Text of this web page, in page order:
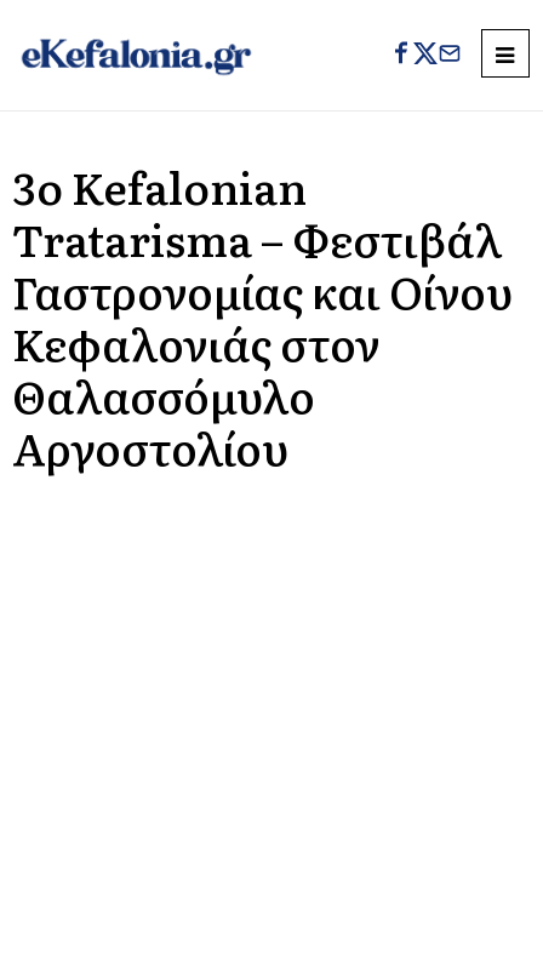
3o Kefalonian
Tratarisma – Φεστιβάλ
Γαστρονομίας και Οίνου
Κεφαλονιάς στον
Θαλασσόμυλο
Αργοστολίου